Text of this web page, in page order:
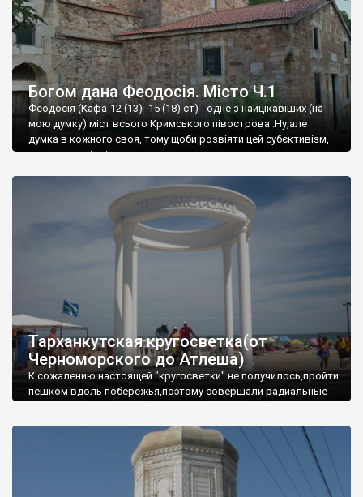
Богом дана Феодосія. Місто Ч.1
Феодосія (Кафа-12 (13) -15 (18) ст) - одне з найцікавіших (на
мою думку) міст всього Кримського півострова .Ну,але
думка в кожного своя, тому щоби розвіяти цей субєктивізм,
запрошую відвідати це
Тарханкутская кругосветка(от
Черноморского до Атлеша)
К сожалению настоящей "кругосветки" не получилось,пройти
пешком вдоль побережья,поэтому совершали радиальные